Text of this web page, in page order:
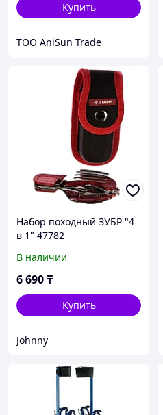
Купить
ТОО AniSun Trade
Набор походный ЗУБР "4
в 1" 47782
В наличии
6 690₸
Купить
Johnny